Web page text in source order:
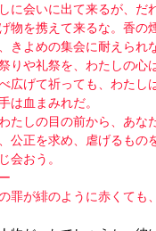
に会いに出て来るが、だ
物を携えて来るな。香
きよめの集会に耐えられ
りや礼祭を、わたしの心
広げて祈っても、わた
は血まみれだ。
たしの目の前から、あな
公正を求め、虐げるもの
会おう。
罪が緋のように赤くて